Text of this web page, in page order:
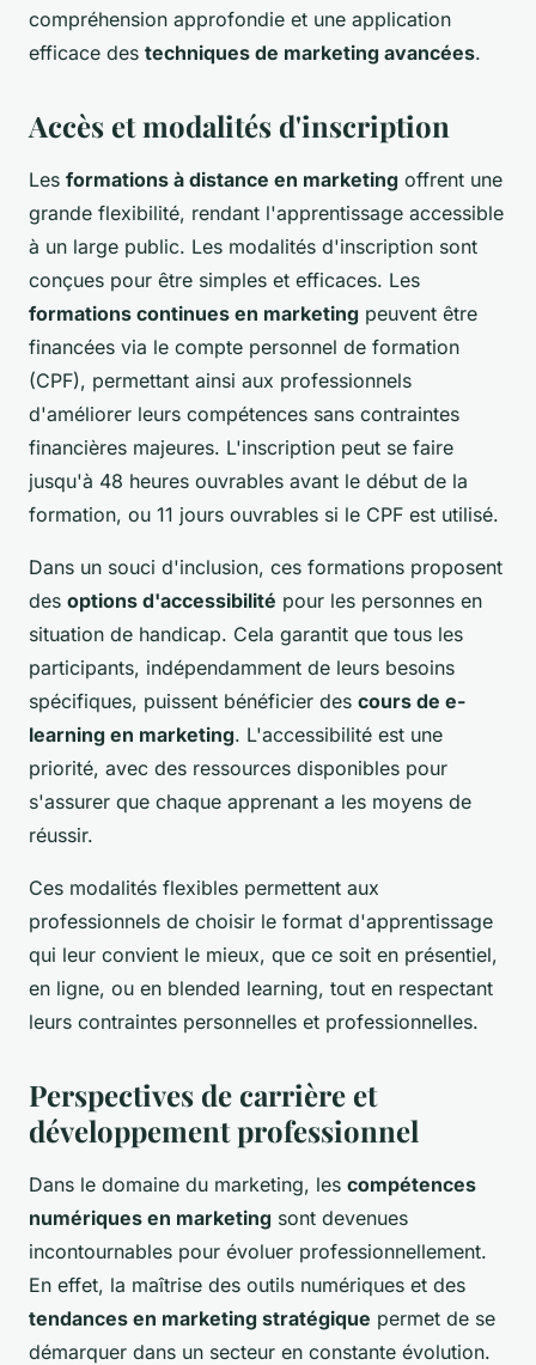
compréhension approfondie et une application
efficace des techniques de marketing avancées.
Accès et modalités d'inscription
Les formations à distance en marketing offrent une
grande flexibilité, rendant l'apprentissage accessible
à un large public. Les modalités d'inscription sont
conçues pour être simples et efficaces. Les
formations continues en marketing peuvent être
financées via le compte personnel de formation
(CPF), permettant ainsi aux professionnels
d'améliorer leurs compétences sans contraintes
financières majeures. L'inscription peut se faire
jusqu'à 48 heures ouvrables avant le début de la
formation, ou 11 jours ouvrables si le CPF est utilisé.
Dans un souci d'inclusion, ces formations proposent
des options d'accessibilité pour les personnes en
situation de handicap. Cela garantit que tous les
participants, indépendamment de leurs besoins
spécifiques, puissent bénéficier des cours de e-
learning en marketing. L'accessibilité est une
priorité, avec des ressources disponibles pour
s'assurer que chaque apprenant a les moyens de
réussir.
Ces modalités flexibles permettent aux
professionnels de choisir le format d'apprentissage
qui leur convient le mieux, que ce soit en présentiel,
en ligne, ou en blended learning, tout en respectant
leurs contraintes personnelles et professionnelles.
Perspectives de carrière et
développement professionnel
Dans le domaine du marketing, les compétences
numériques en marketing sont devenues
incontournables pour évoluer professionnellement.
En effet, la maîtrise des outils numériques et des
tendances en marketing stratégique permet de se
démarquer dans un secteur en constante évolution.